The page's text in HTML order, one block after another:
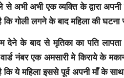
से अभी अभी एक व्यक्ति के द्वारा
कि गोली लगने के बाद महिला की घटना
देने के बाद से मृतिका का पति
नंबर एक अमसारी मे किराये के
कि ये महिला इससे पूर्व अपनी माँ के